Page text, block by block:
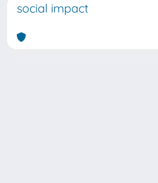
social impact